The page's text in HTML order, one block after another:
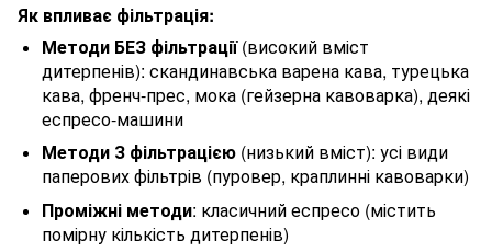
Як впливає фільтрація:
Методи БЕЗ фільтрації(високий вміст
дитерпенів): скандинавська варена кава, турецька
кава, френч-прес, мока (гейзерна кавоварка), деякі
еспресо-машини
Методи З фільтрацією (низький вміст): усі види
паперових фільтрів (пуровер, краплинні кавоварки)
Проміжні методи: класичний еспресо (містить
помірну кількість дитерпенів)